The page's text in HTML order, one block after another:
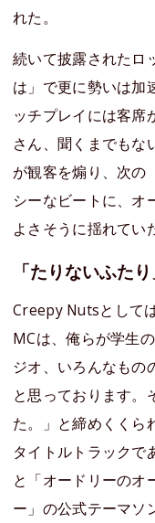
れた。
続いて披露されたロ
は」で更に勢いは加
ッチプレイには客席
さん、聞くまでもな
が観客を煽り、次の
シーなビートに、オ
よさそうに揺れてい
「たりないふた
Creepy Nutsとして
MCは、俺らが学生
ジオ、いろんなもの
と思っております。
た。」と締めくくら
タイトルトラックで
と「オードリーのオ
ー」の公式テーマソ